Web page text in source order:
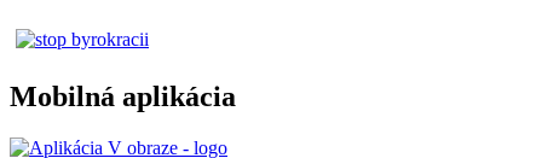
Mobilná aplikácia